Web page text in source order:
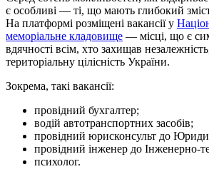
є особливі — ті, що мають глибокий
На платформі розміщені вакансії у
меморіальне кладовище — місці, що є
вдячності всім, хто захищав
територіальну цілісність України.
Зокрема, такі вакансії:
провідний бухгалтер;
водій автотранспортних засобів;
провідний юрисконсульт до
провідний інженер до Інженерно-
психолог.